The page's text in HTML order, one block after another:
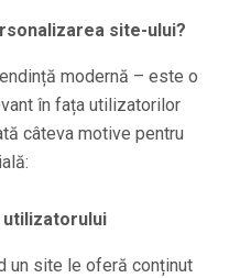
site-ului?
modernă – este o
în fața utilizatorilor
câteva motive pentru
utilizatorului
un site le oferă conținut